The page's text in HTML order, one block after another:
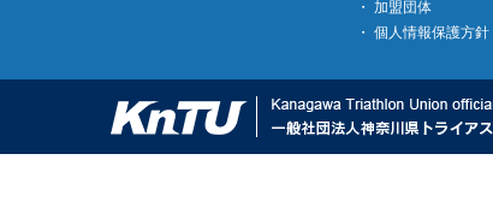
加盟団体
個人情報保護方針